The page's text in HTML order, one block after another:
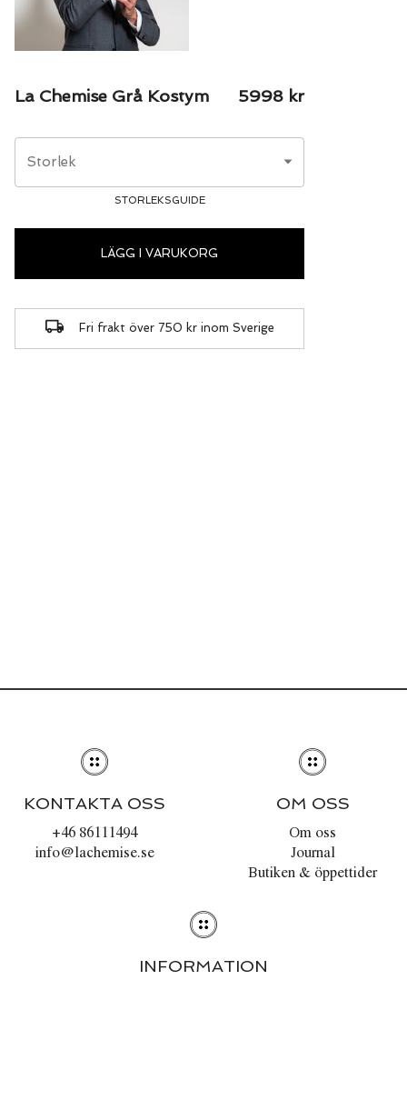
La Chemise Grå Kostym 5998 kr
Storlek
STORLEKSGUIDE
LÄGG I VARUKORG
Fri frakt över 750 kr inom Sverige
KONTAKTA OSS
+46 86111494
info@lachemise.se
OM OSS
Om oss
Journal
Butiken & öppettider
INFORMATION